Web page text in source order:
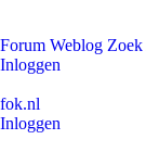
Forum Weblog Zoek
Inloggen
fok.nl
Inloggen